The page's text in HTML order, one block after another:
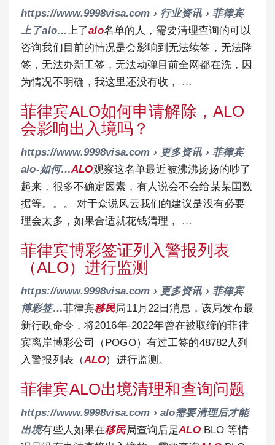
https://www.9998visa.com › 行业资讯 › 菲律宾
上了alo…
上了alo名单的人，需要清理查询的可以
咨询我们目前的情况是会影响到无法续签，无法降
签，无法办新工签，无法动弹目前全网都在洗，因
为情况不明确，我这里还没有收， …
菲律宾ALO如何申请解除，ALO
会影响出入境吗？
https://www.9998visa.com › 更多资讯 › 菲律宾
alo-如何…ALO观察这名单最近被沸沸扬扬的吵了
起来，很多不确定因素，有人说会不会给某某国数
据等。。。 对于众说风云我们的建议是没有必要
理会太多，如果合适就花钱清理， …
菲律宾博彩签证列入警报列表
（ALO）进行监测
https://www.9998visa.com › 更多资讯 › 菲律宾
博彩签…菲律宾移民局11月22日消息，该局发布最
新行政命令，将2016年-2022年曾在被取缔的菲律
宾离岸博彩公司（POGO）有过工签的48782人列
入警报列表（ALO）进行监测。
菲律宾ALO出境清理和查询问题
https://www.9998visa.com › alo需要清理后才能
出境有些人如果在移民局查询后是ALOBLO 等情